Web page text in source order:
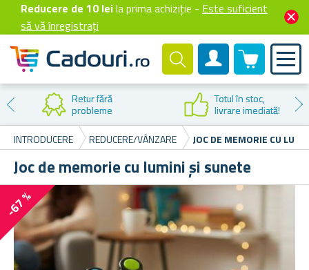
Reducere de 10 leila prima achiziție - Este suficient
să vă înregistrați
Cont client
0 produselor
Retur fără
probleme
Totul în stoc,
livrare imediată!
INTRODUCERE
REDUCERE/VÂNZARE JOC DE MEMORIE CU
Joc de memorie cu lumini și sunete
-67 %